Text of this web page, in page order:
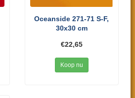
Oceanside 271-71 S-F,
30x30 cm
€22,65
Koop nu